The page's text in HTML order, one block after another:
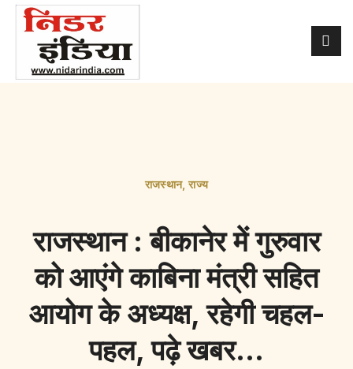
राजस्थान,राज्य
राजस्थान : बीकानेर में गुरुवार
को आएंगे काबिना मंत्री सहित
आयोग के अध्यक्ष, रहेगी चहल-
पहल, पढ़े खबर…